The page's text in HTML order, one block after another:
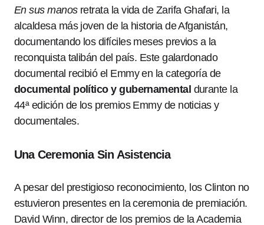
En sus manosretrata la vida de Zarifa Ghafari, la
alcaldesa más joven de la historia de Afganistán,
documentando los difíciles meses previos a la
reconquista talibán del país. Este galardonado
documental recibió el Emmy en la categoría de
documental político y gubernamental durante la
44ª edición de los premios Emmy de noticias y
documentales.
Una Ceremonia Sin Asistencia
A pesar del prestigioso reconocimiento, los Clinton no
estuvieron presentes en la ceremonia de premiación.
David Winn, director de los premios de la Academia